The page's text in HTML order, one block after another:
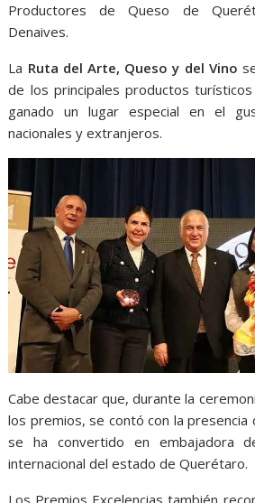
Productores de Queso de
Denaives.
La Ruta del Arte, Queso y del Vino
de los principales productos
ganado un lugar especial en el
nacionales y extranjeros.
Cabe destacar que, durante la
los premios, se contó con la presencia
se ha convertido en embajadora
internacional del estado de Querétaro.